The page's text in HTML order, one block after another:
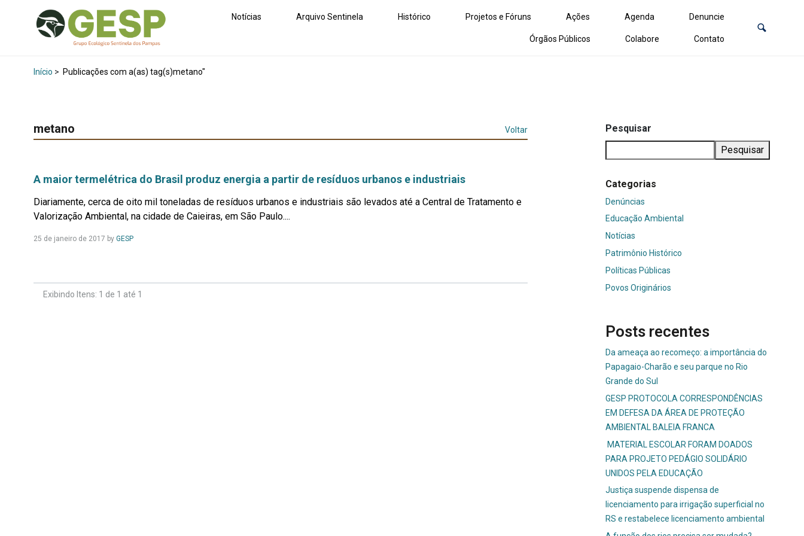
Notícias Arquivo Sentinela Histórico Projetos e Fóruns Ações Agenda Denuncie
Órgãos Públicos Colabore Contato
Início > Publicações com a(as) tag(s)metano"
metano Voltar
A maior termelétrica do Brasil produz energia a partir de resíduos urbanos e industriais
Diariamente, cerca de oito mil toneladas de resíduos urbanos e industriais são levados até a Central de Tratamento e
Valorização Ambiental, na cidade de Caieiras, em São Paulo....
25 de janeiro de 2017 by GESPLeia
Exibindo Itens: 1 de 1 até 1
Pesquisar
Pesquisar
Categorias
Denúncias
Educação Ambiental
Notícias
Patrimônio Histórico
Políticas Públicas
Povos Originários
Posts recentes
Da ameaça ao recomeço: a importância do
Papagaio-Charão e seu parque no Rio
Grande do Sul
GESP PROTOCOLA CORRESPONDÊNCIAS
EM DEFESA DA ÁREA DE PROTEÇÃO
AMBIENTAL BALEIA FRANCA
MATERIAL ESCOLAR FORAM DOADOS
PARA PROJETO PEDÁGIO SOLIDÁRIO
UNIDOS PELA EDUCAÇÃO
Justiça suspende dispensa de
licenciamento para irrigação superficial no
RS e restabelece licenciamento ambiental